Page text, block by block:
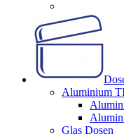
Aluminium
Glas Dosen